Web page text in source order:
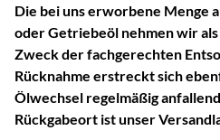
Die bei uns erworbene Menge
oder Getriebeöl nehmen wir
Zweck der fachgerechten
Rücknahme erstreckt sich
Ölwechsel regelmäßig
Rückgabeort ist unser